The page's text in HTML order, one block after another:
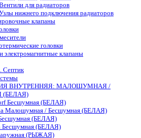
для радиаторов
нижнего подключения радиаторов
клапаны
головки
электромагнитные клапаны
Септик
ВНУТРЕННЯЯ: МАЛОШУМНАЯ /
Бесшумная (БЕЛАЯ)
Малошумная / Бесшумная (БЕЛАЯ)
(БЕЛАЯ)
Бесшумная (БЕЛАЯ)
(РЫЖАЯ)